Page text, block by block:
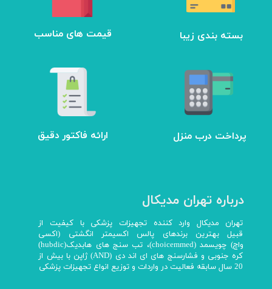
​قیمت های مناسب بسته بندی زیبا
ارائه فاکتور دقیق پرداخت درب منزل
درباره تهران مدیکال
تهران مدیکال وارد کننده تجهیزات پزشکی با کیفیت از
قبیل بهترین برندهای پالس اکسیمتر انگشتی (اکسی
واچ) چویسمد (choicemmed)، تب سنج های هابدیک(hubdic)
کره جنوبی و فشارسنج های ای اند دی (AND) ژاپن با بیش از
20 سال سابقه فعالیت در واردات و توزیع انواع تجهیزات پزشکی